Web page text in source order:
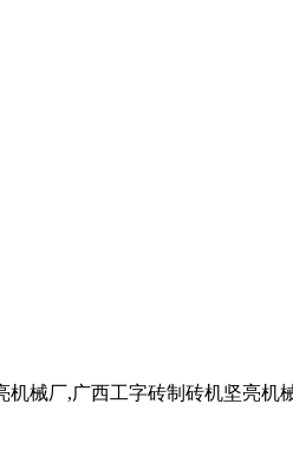
械厂,广西工字砖制砖机坚亮机